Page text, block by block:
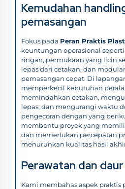
Kemudahan
pemasangan
Fokus pada Peran Praktis
keuntungan operasional
ringan, permukaan yang licin
lepas dari cetakan, dan
pemasangan cepat. Di
memperkecil kebutuhan
memindahkan cetakan,
lepas, dan mengurangi waktu
pengecoran dengan yang
membantu proyek yang
dan memerlukan percepatan
menurunkan kualitas hasil
Perawatan dan
Kami membahas aspek praktis